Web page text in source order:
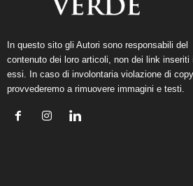
In questo sito gli Autori sono responsabili del
contenuto dei loro articoli, non dei link inseriti
essi. In caso di involontaria violazione di
provvederemo a rimuovere immagini e testi.